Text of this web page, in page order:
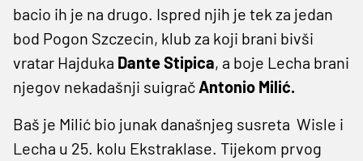
bacio ih je na drugo. Ispred njih je tek za jedan
bod Pogon Szczecin, klub za koji brani bivši
vratar Hajduka Dante Stipica, a boje Lecha brani
njegov nekadašnji suigrač Antonio Milić.
Baš je Milić bio junak današnjeg susreta Wisle i
Lecha u 25. kolu Ekstraklase. Tijekom prvog